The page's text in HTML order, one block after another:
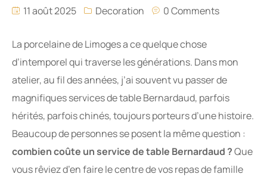
11 août 2025 Decoration 0 Comments
La porcelaine de Limoges a ce quelque chose
d’intemporel qui traverse les générations. Dans mon
atelier, au fil des années, j’ai souvent vu passer de
magnifiques services de table Bernardaud, parfois
hérités, parfois chinés, toujours porteurs d’une histoire.
Beaucoup de personnes se posent la même question :
combien coûte un service de table Bernardaud ?Que
vous rêviez d’en faire le centre de vos repas de famille